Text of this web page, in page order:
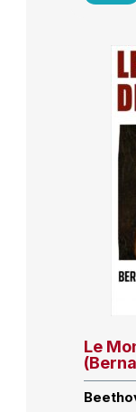
Le